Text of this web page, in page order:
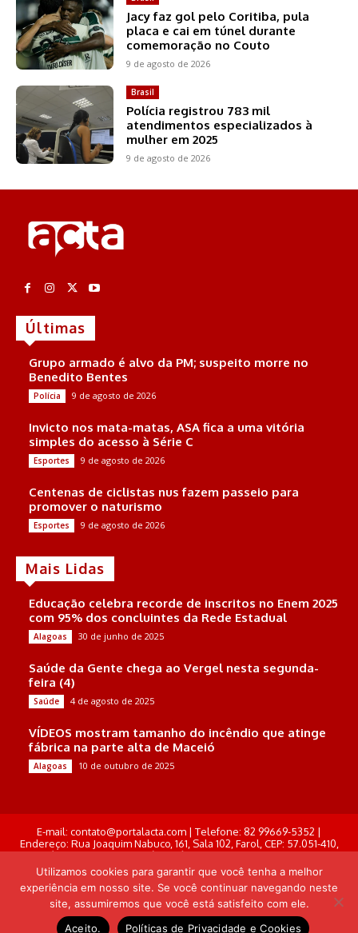
Jacy faz gol pelo Coritiba, pula
placa e cai em túnel durante
comemoração no Couto
9 de agosto de 2026
Brasil
Polícia registrou 783 mil
atendimentos especializados à
mulher em 2025
9 de agosto de 2026
Últimas
Grupo armado é alvo da PM; suspeito morre no
Benedito Bentes
Polícia 9 de agosto de 2026
Invicto nos mata-matas, ASA fica a uma vitória
simples do acesso à Série C
Esportes 9 de agosto de 2026
Centenas de ciclistas nus fazem passeio para
promover o naturismo
Esportes 9 de agosto de 2026
Mais Lidas
Educação celebra recorde de inscritos no Enem 2025
com 95% dos concluintes da Rede Estadual
Alagoas 30 de junho de 2025
Saúde da Gente chega ao Vergel nesta segunda-
feira (4)
Saúde 4 de agosto de 2025
VÍDEOS mostram tamanho do incêndio que atinge
fábrica na parte alta de Maceió
Alagoas 10 de outubro de 2025
E-mail: contato@portalacta.com | Telefone: 82 99669-5352 |
Endereço: Rua Joaquim Nabuco, 161, Sala 102, Farol, CEP: 57.051-410,
Maceió, Alagoas . Responsável Técnico: Derek Gustavo de Morais
Pereira
© Portal Acta - 2025-2026.
Desenvolvido por: Arthur Almeida
Utilizamos cookies para garantir que você tenha a melhor
experiência em nosso site. Se você continuar navegando neste
site, assumiremos que você está satisfeito com ele.
Aceito.
Políticas de Privacidade e Cookies